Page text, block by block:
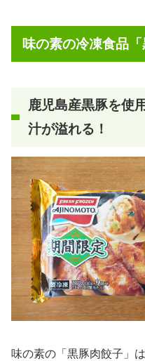
味の素の冷凍食品
鹿児島産黒豚を使
汁が溢れる！
味の素の「黒豚肉餃子」